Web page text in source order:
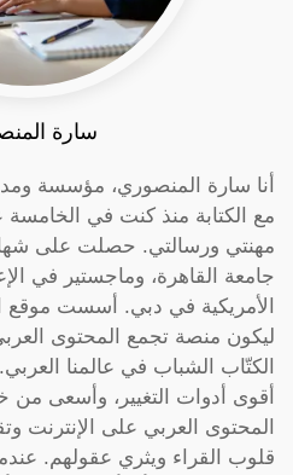
سارة
أنا سارة المنصوري، مؤسسة
مع الكتابة منذ كنت في
مهنتي ورسالتي. حصلت على
جامعة القاهرة، وماجستير في
الأمريكية في دبي. أسست
ليكون منصة تجمع المحتوى
الكتّاب الشباب في عالمنا
أقوى أدوات التغيير، وأسعى من
المحتوى العربي على الإنترنت
قلوب القراء ويثري عقولهم.